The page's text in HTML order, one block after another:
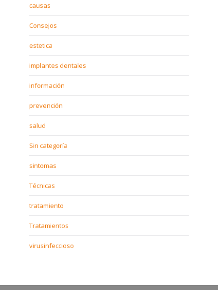
causas
Consejos
estetica
implantes dentales
información
prevención
salud
Sin categoría
sintomas
Técnicas
tratamiento
Tratamientos
virusinfeccioso